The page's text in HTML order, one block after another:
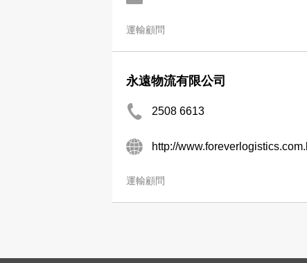
運輸顧問
永遠物流有限公司
2508 6613
http://
運輸顧問